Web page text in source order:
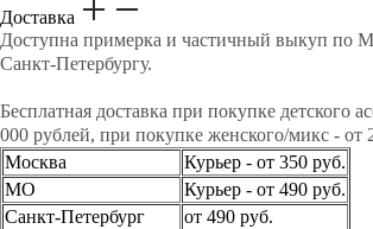
Доставка
Доступна примерка и частичный выкуп по
Санкт-Петербургу.
Бесплатная доставка при покупке детского
000 рублей, при покупке женского/микс - от
Москва
Курьер - от 350 руб.
МО
Курьер - от 490 руб.
Санкт-Петербург
от 490 руб.